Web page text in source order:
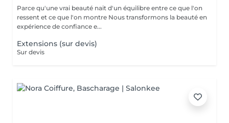
Parce qu'une vrai beauté nait d'un équilibre entre ce que l'on
ressent et ce que l'on montre Nous transformons la beauté en
expérience de confiance e...
Extensions (sur devis)
Sur devis